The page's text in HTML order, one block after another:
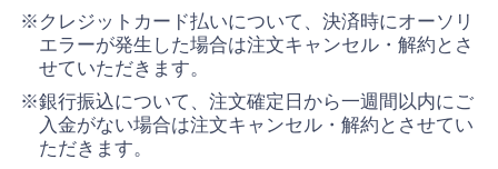
※クレジットカード払いについて、決済時にオーソリ
エラーが発生した場合は注文キャンセル・解約とさ
せていただきます。
※銀行振込について、注文確定日から一週間以内にご
入金がない場合は注文キャンセル・解約とさせてい
ただきます。